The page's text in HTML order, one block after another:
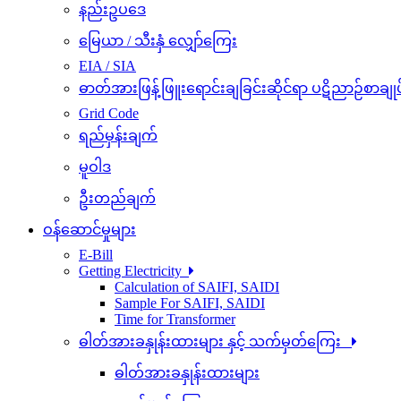
နည်းဥပဒေ
မြေယာ / သီးနှံ လျှော်ကြေး
EIA / SIA
ဓာတ်အားဖြန့်ဖြူးရောင်းချခြင်းဆိုင်ရာ ပဋိညာဉ်စာချု
Grid Code
ရည်မှန်းချက်
မူဝါဒ
ဦးတည်ချက်
ဝန်ဆောင်မှုများ
E-Bill
Getting Electricity
Calculation of SAIFI, SAIDI
Sample For SAIFI, SAIDI
Time for Transformer
ဓါတ်အားခနှုန်းထားများ နှင့် သက်မှတ်ကြေး
ဓါတ်အားခနှုန်းထားများ